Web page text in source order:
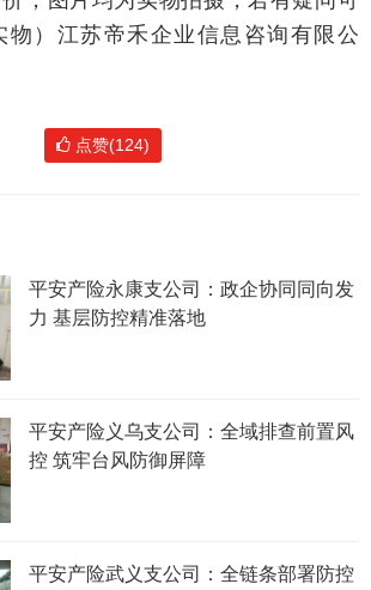
物）江苏帝禾企业信息咨询有限公
点赞(124)
平安产险永康支公司：政企协同同向发
力 基层防控精准落地
平安产险义乌支公司：全域排查前置风
控 筑牢台风防御屏障
平安产险武义支公司：全链条部署防控